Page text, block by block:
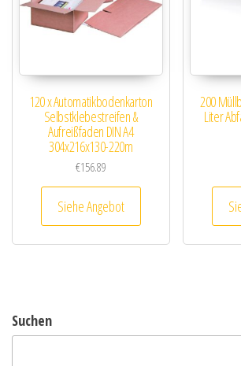
120 x Automatikbodenkarton
Selbstklebestreifen &
Aufreißfaden DIN A4
304x216x130-220m
€156.89
Siehe Angebot
200
Liter
Suchen